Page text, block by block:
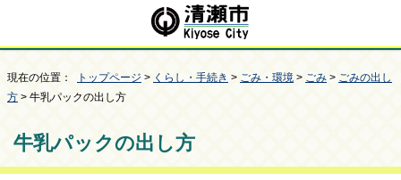
現在の位置： トップページ > くらし・手続き > ごみ・環境 > ごみ > ごみの出し
方 > 牛乳パックの出し方
牛乳パックの出し方